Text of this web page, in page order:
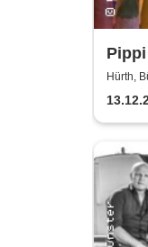
Hürth,